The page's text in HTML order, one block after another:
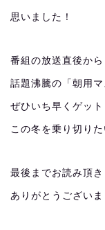
思いました！
番組の放送直後から
話題沸騰の「朝用マ
ぜひいち早くゲット
この冬を乗り切り
最後までお読み頂き
ありがとうござい